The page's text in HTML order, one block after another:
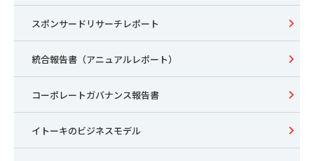
スポンサードリサーチレポート
統合報告書（アニュアルレポート）
コーポレートガバナンス報告書
イトーキのビジネスモデル